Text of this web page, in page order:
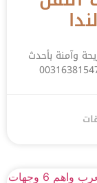
وآمنة بأحدث